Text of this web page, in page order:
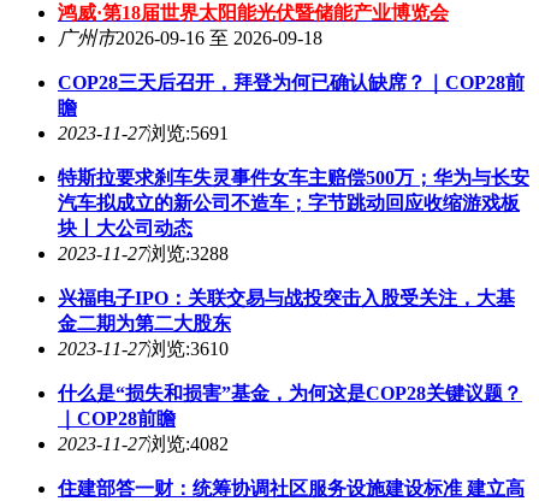
鸿威·第18届世界太阳能光伏暨储能产业博览会
广州市2026-09-16 至 2026-09-18
COP28三天后召开，拜登为何已确认缺席？｜COP28前
瞻
2023-11-27浏览:5691
特斯拉要求刹车失灵事件女车主赔偿500万；华为与长安
汽车拟成立的新公司不造车；字节跳动回应收缩游戏板
块丨大公司动态
2023-11-27浏览:3288
兴福电子IPO：关联交易与战投突击入股受关注，大基
金二期为第二大股东
2023-11-27浏览:3610
什么是“损失和损害”基金，为何这是COP28关键议题？
｜COP28前瞻
2023-11-27浏览:4082
住建部答一财：统筹协调社区服务设施建设标准 建立高